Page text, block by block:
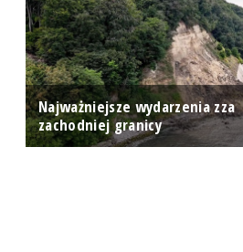
Najważniejsze wydarzenia zza
zachodniej granicy